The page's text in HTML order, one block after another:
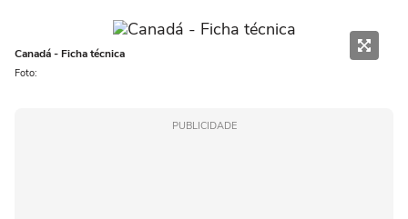
Canadá - Ficha técnica
Foto:
PUBLICIDADE